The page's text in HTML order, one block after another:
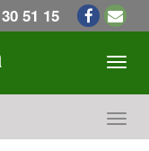
51 15